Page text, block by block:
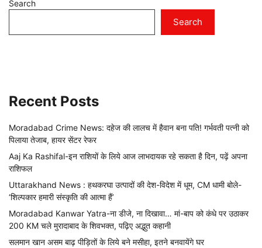
Search
Search
Recent Posts
Moradabad Crime News: दहेज की लालच में हैवान बना पति! गर्भवती पत्नी को
पिलाया तेजाब, हायर सेंटर रेफर
Aaj Ka Rashifal-इन राशियों के लिये आज लाभदायक रहे सकता है दिन, पढ़ें अपना
राशिफल
Uttarakhand News : हथकरघा उत्पादों की देश-विदेश में धूम, CM धामी बोले-
‘शिल्पकार हमारी संस्कृति की आत्मा हैं’
Moradabad Kanwar Yatra-ना डीजे, ना दिखावा… मां-बाप को कंधे पर उठाकर
200 KM चले मुरादाबाद के शिवभक्त, पढ़िए अद्भुत कहानी
सलमान खान असम बाढ़ पीड़ितों के लिये बने मसीहा, इतने बनवायेंगे घर